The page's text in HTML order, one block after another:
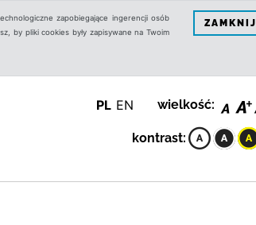
zapobiegające ingerencji osób
by pliki cookies były zapisywane na Twoim
ZAMKNIJ
PL EN wielkość:
kontrast: